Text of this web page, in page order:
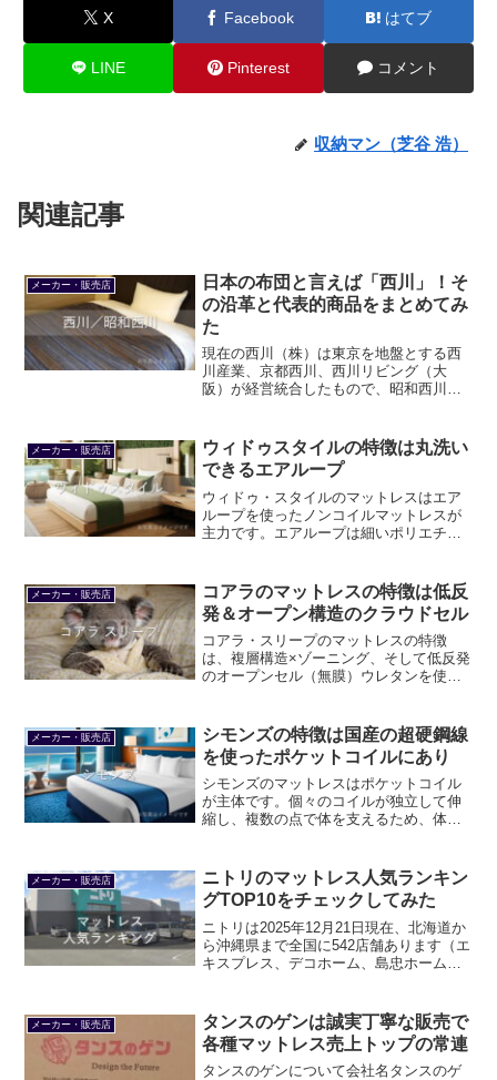
X Facebook はてブ
LINE Pinterest コメント
収納マン（芝谷 浩）
関連記事
メーカー・販売店
日本の布団と言えば「西川」！そ
の沿革と代表的商品をまとめてみ
た
現在の西川（株）は東京を地盤とする西
川産業、京都西川、西川リビング（大
阪）が経営統合したもので、昭和西川は
ーマットなど、昭和西川はムアツです。
メーカー・販売店
ウィドゥスタイルの特徴は丸洗い
できるエアループ
ウィドゥ・スタイルのマットレスはエア
ループを使ったノンコイルマットレスが
主力です。エアループは細いポリエチレ
散性能に優れるだけでなく、寝返りを打
つのに適度な反発力も持ち、通気性が抜
群です。
メーカー・販売店
コアラのマットレスの特徴は低反
発＆オープン構造のクラウドセル
コアラ・スリープのマットレスの特徴
は、複層構造×ゾーニング、そして低反発
のオープンセル（無膜）ウレタンを使っ
ます。ビックカメラで試すこともできま
す。
メーカー・販売店
シモンズの特徴は国産の超硬鋼線
を使ったポケットコイルにあり
シモンズのマットレスはポケットコイル
が主体です。個々のコイルが独立して伸
縮し、複数の点で体を支えるため、体圧
いることなども大きな特徴です。
メーカー・販売店
ニトリのマットレス人気ランキン
グTOP10をチェックしてみた
ニトリは2025年12月21日現在、北海道か
ら沖縄県まで全国に542店舗あります（エ
キスプレス、デコホーム、島忠ホームズ
しやすい場所と言えるでしょう。ニトリ
ネットに掲載...
メーカー・販売店
タンスのゲンは誠実丁寧な販売で
各種マットレス売上トップの常連
タンスのゲンについて会社名タンスのゲ